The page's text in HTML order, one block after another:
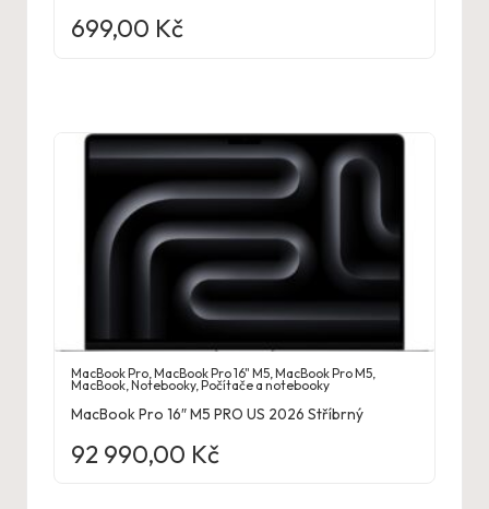
699,00 Kč
MacBook Pro,MacBook Pro 16" M5,MacBook Pro M5,
MacBook,Notebooky,Počítače a notebooky
MacBook Pro 16″ M5 PRO US 2026 Stříbrný
92 990,00 Kč